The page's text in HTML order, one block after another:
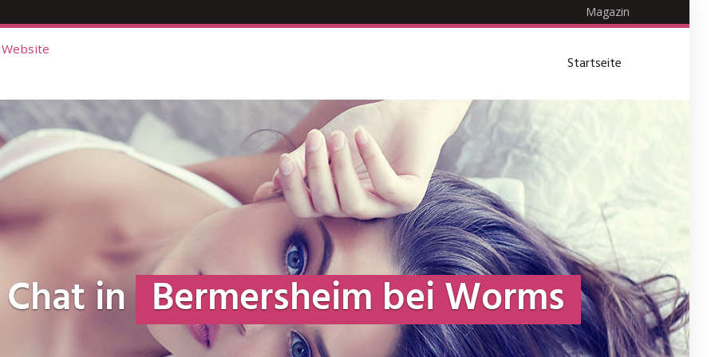
Magazin
Startseite
Chat in Bermersheim bei Worms